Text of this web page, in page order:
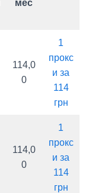
мес
114,0
0
1
прокс
и за
114
грн
114,0
0
1
прокс
и за
114
грн